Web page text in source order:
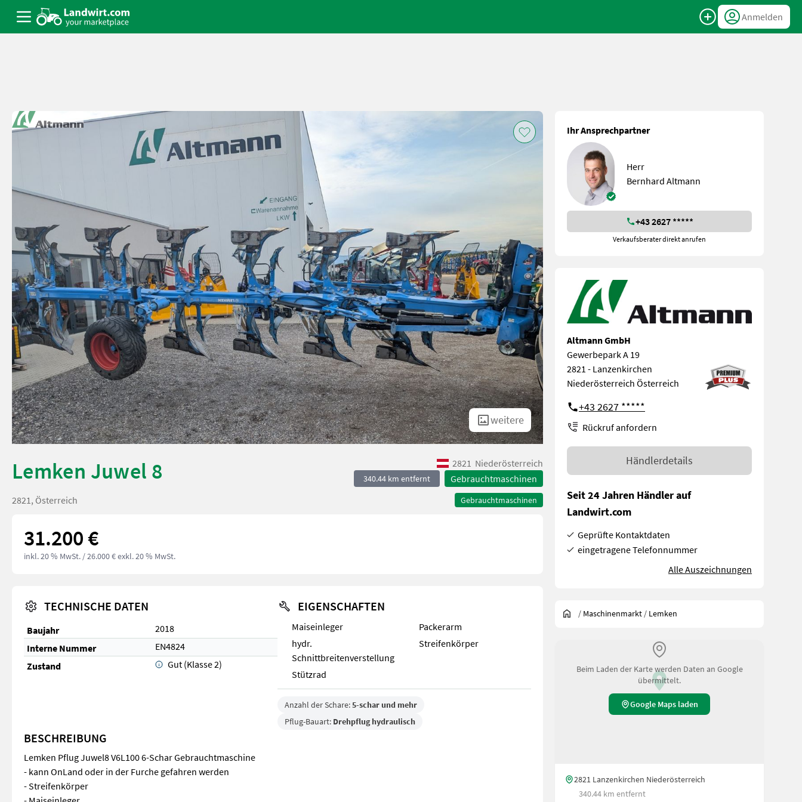
Anmelden
weitere
Lemken Juwel 8 2821 Niederösterreich
340.44 km entfernt Gebrauchtmaschinen
Gebrauchtmaschinen
2821, Österreich
31.200 €
inkl. 20 % MwSt. / 26.000 € exkl. 20 % MwSt.
TECHNISCHE DATEN
Baujahr
2018
Interne Nummer
EN4824
Zustand
Gut (Klasse 2)
EIGENSCHAFTEN
Maiseinleger
Packerarm
hydr.
Schnittbreitenverstellung
Streifenkörper
Stützrad
Anzahl der Schare:5-schar und mehr
Pflug-Bauart: Drehpflug hydraulisch
BESCHREIBUNG
Lemken Pflug Juwel8 V6L100 6-Schar Gebrauchtmaschine
- kann OnLand oder in der Furche gefahren werden
- Streifenkörper
Ihr Ansprechpartner
Herr
Bernhard Altmann
+43 2627 *****
Verkaufsberater direkt anrufen
Altmann GmbH
Gewerbepark A 19
2821 - Lanzenkirchen
Niederösterreich Österreich
+43 2627 *****
Rückruf anfordern
Händlerdetails
Seit 24 Jahren Händler auf
Landwirt.com
Geprüfte Kontaktdaten
eingetragene Telefonnummer
Alle Auszeichnungen
/ Maschinenmarkt / Lemken
Beim Laden der Karte werden Daten an Google
übermittelt.
Google Maps laden
2821 Lanzenkirchen Niederösterreich
340.44 km entfernt